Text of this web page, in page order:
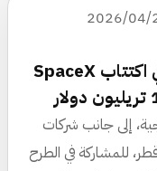
دول الخليج تستعد للمشاركة في اكتتاب SpaceX
إلى جانب شركات
للمشاركة في الطرح